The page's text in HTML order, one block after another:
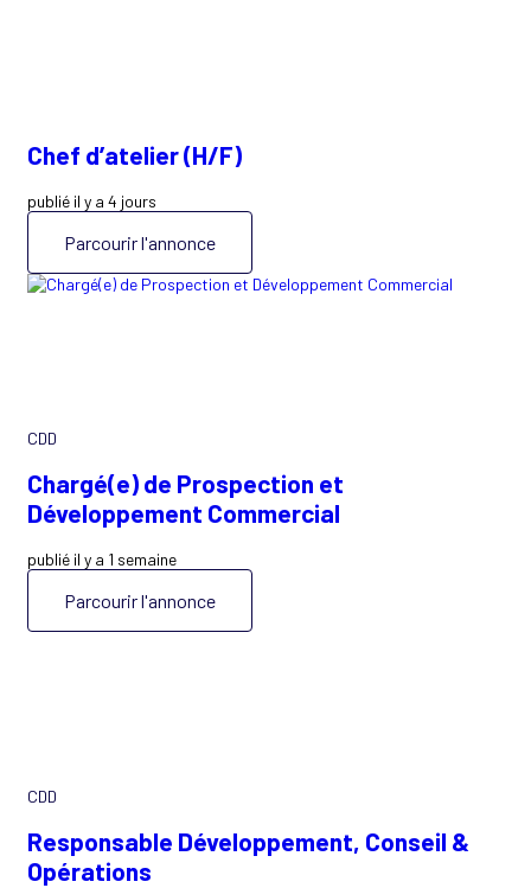
Chef d’atelier (H/F)
publié il y a 4 jours
Parcourir l'annonce
CDD
Chargé(e) de Prospection et
Développement Commercial
publié il y a 1 semaine
Parcourir l'annonce
CDD
Responsable Développement, Conseil &
Opérations